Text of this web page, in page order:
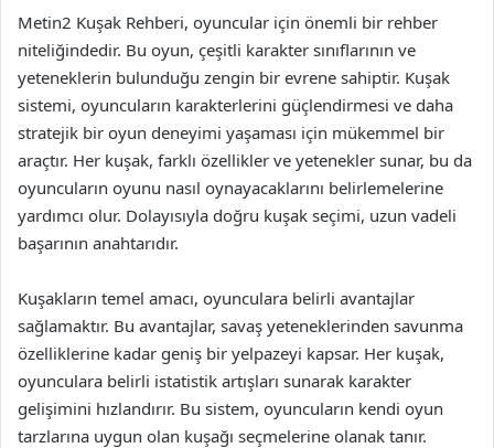
Metin2 Kuşak Rehberi, oyuncular için önemli bir rehber
niteliğindedir. Bu oyun, çeşitli karakter sınıflarının ve
yeteneklerin bulunduğu zengin bir evrene sahiptir. Kuşak
sistemi, oyuncuların karakterlerini güçlendirmesi ve daha
stratejik bir oyun deneyimi yaşaması için mükemmel bir
araçtır. Her kuşak, farklı özellikler ve yetenekler sunar, bu da
oyuncuların oyunu nasıl oynayacaklarını belirlemelerine
yardımcı olur. Dolayısıyla doğru kuşak seçimi, uzun vadeli
başarının anahtarıdır.
Kuşakların temel amacı, oyunculara belirli avantajlar
sağlamaktır. Bu avantajlar, savaş yeteneklerinden savunma
özelliklerine kadar geniş bir yelpazeyi kapsar. Her kuşak,
oyunculara belirli istatistik artışları sunarak karakter
gelişimini hızlandırır. Bu sistem, oyuncuların kendi oyun
tarzlarına uygun olan kuşağı seçmelerine olanak tanır.